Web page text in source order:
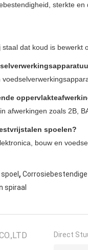
sterkte
dat koud is
afwerkingen zoals 2B,
spoelen?
bouw en
,
spiraal
Direct